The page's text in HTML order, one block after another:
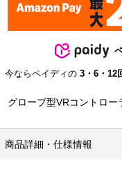
今ならペイディの 3・6・12
グローブ型VRコントロ
商品詳細・仕様情報